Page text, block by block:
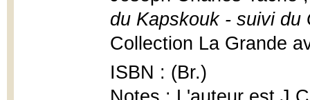
du Kapskouk - suivi du
Collection La Grande
ISBN : (Br.)